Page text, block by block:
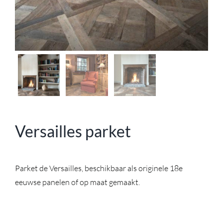
Versailles parket
Parket de Versailles, beschikbaar als originele 18e
eeuwse panelen of op maat gemaakt.